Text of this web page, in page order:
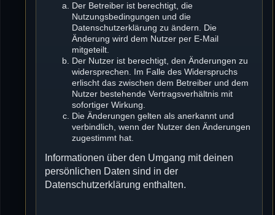
Der Betreiber ist berechtigt, die
Nutzungsbedingungen und die
Datenschutzerklärung zu ändern. Die
Änderung wird dem Nutzer per E-Mail
mitgeteilt.
Der Nutzer ist berechtigt, den Änderungen zu
widersprechen. Im Falle des Widerspruchs
erlischt das zwischen dem Betreiber und dem
Nutzer bestehende Vertragsverhältnis mit
sofortiger Wirkung.
Die Änderungen gelten als anerkannt und
verbindlich, wenn der Nutzer den Änderungen
zugestimmt hat.
Informationen über den Umgang mit deinen
persönlichen Daten sind in der
Datenschutzerklärung enthalten.